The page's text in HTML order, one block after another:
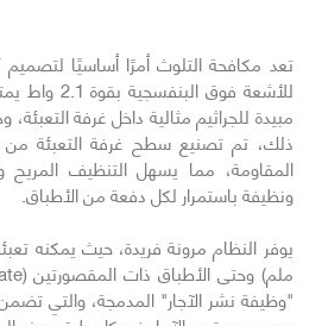
للأشعة
مبيدة للجراثيم مثالية داخل غرفة
المقاومة، مما يسهل التنظيف
ونظيفة باستمرار لكل دفعة من الأطباق.
"وظيفة نشر الآجار" المدمجة، والتي